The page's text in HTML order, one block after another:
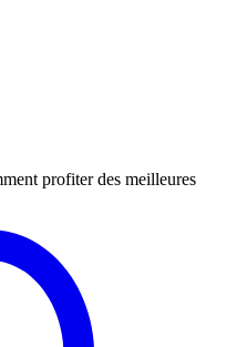
profiter des meilleures